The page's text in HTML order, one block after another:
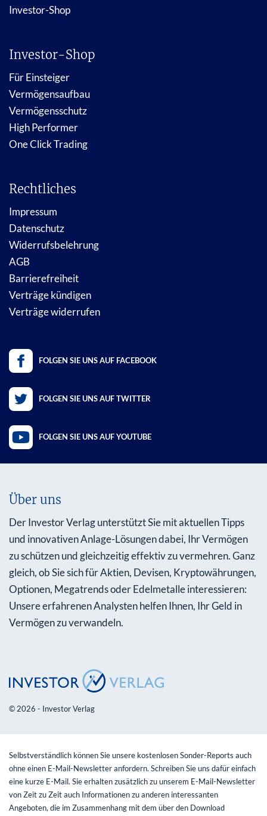
Investor-Shop
Investor-Shop
Für Einsteiger
Vermögensaufbau
Vermögensschutz
High Performer
One Click Trading
Rechtliches
Impressum
Datenschutz
Widerrufsbelehrung
AGB
Barrierefreiheit
Verträge kündigen
Verträge widerrufen
FOLGEN SIE UNS AUF FACEBOOK
FOLGEN SIE UNS AUF TWITTER
FOLGEN SIE UNS AUF YOUTUBE
Über uns
Der Investor Verlag unterstützt Sie mit aktuellen Tipps
und innovativen Anlage-Lösungen dabei, Ihr Vermögen
zu schützen und gleichzeitig effektiv zu vermehren. Ganz
gleich, ob Sie sich für Aktien, Devisen, Kryptowährungen,
Optionen, Megatrends oder Edelmetalle interessieren:
Unsere erfahrenen Analysten helfen Ihnen, Ihr Geld in
Vermögen zu verwandeln.
© 2026 - Investor Verlag
Selbstverständlich können Sie unsere kostenlosen Sonder-Reports auch
ohne einen E-Mail-Newsletter anfordern. Schreiben Sie uns dafür einfach
eine kurze E-Mail. Sie erhalten zusätzlich zu unserem E-Mail-Newsletter
von Zeit zu Zeit auch Informationen zu anderen interessanten
Angeboten, die im Zusammenhang mit dem über den Download